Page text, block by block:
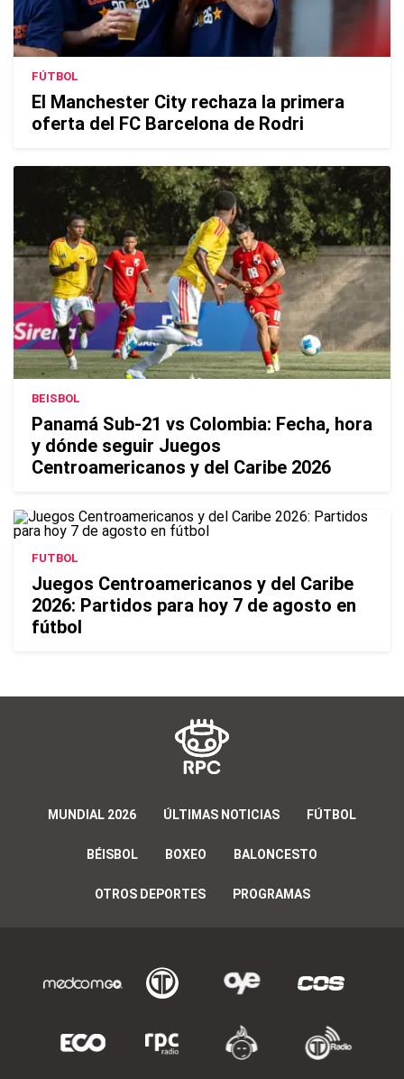
FÚTBOL
El Manchester City rechaza la primera
oferta del FC Barcelona de Rodri
BEISBOL
Panamá Sub-21 vs Colombia: Fecha, hora
y dónde seguir Juegos
Centroamericanos y del Caribe 2026
FUTBOL
Juegos Centroamericanos y del Caribe
2026: Partidos para hoy 7 de agosto en
fútbol
MUNDIAL 2026 ÚLTIMAS NOTICIAS FÚTBOL
BÉISBOL BOXEO BALONCESTO
OTROS DEPORTES PROGRAMAS